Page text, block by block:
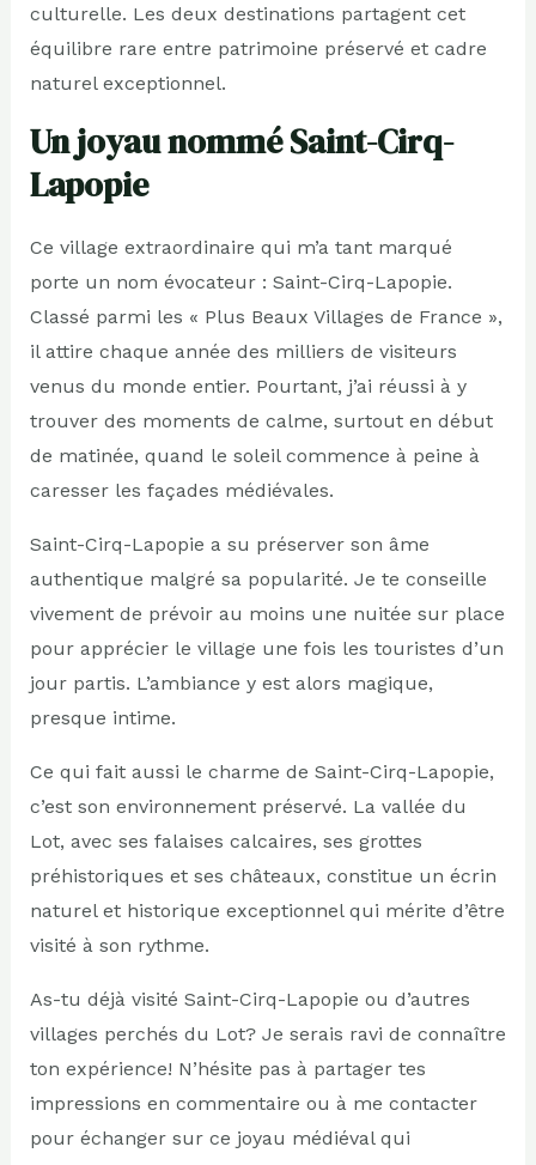
culturelle. Les deux destinations partagent cet
équilibre rare entre patrimoine préservé et cadre
naturel exceptionnel.
Un joyau nommé Saint-Cirq-
Lapopie
Ce village extraordinaire qui m’a tant marqué
porte un nom évocateur : Saint-Cirq-Lapopie.
Classé parmi les « Plus Beaux Villages de France »,
il attire chaque année des milliers de visiteurs
venus du monde entier. Pourtant, j’ai réussi à y
trouver des moments de calme, surtout en début
de matinée, quand le soleil commence à peine à
caresser les façades médiévales.
Saint-Cirq-Lapopie a su préserver son âme
authentique malgré sa popularité. Je te conseille
vivement de prévoir au moins une nuitée sur place
pour apprécier le village une fois les touristes d’un
jour partis. L’ambiance y est alors magique,
presque intime.
Ce qui fait aussi le charme de Saint-Cirq-Lapopie,
c’est son environnement préservé. La vallée du
Lot, avec ses falaises calcaires, ses grottes
préhistoriques et ses châteaux, constitue un écrin
naturel et historique exceptionnel qui mérite d’être
visité à son rythme.
As-tu déjà visité Saint-Cirq-Lapopie ou d’autres
villages perchés du Lot? Je serais ravi de connaître
ton expérience! N’hésite pas à partager tes
impressions en commentaire ou à me contacter
pour échanger sur ce joyau médiéval qui